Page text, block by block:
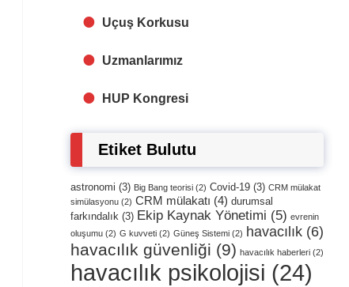
Uçuş Korkusu
Uzmanlarımız
HUP Kongresi
Etiket Bulutu
astronomi (3) Big Bang teorisi (2) Covid-19 (3) CRM mülakat
simülasyonu (2) CRM mülakatı (4) durumsal
farkındalık (3) Ekip Kaynak Yönetimi (5) evrenin
oluşumu (2) G kuvveti (2) Güneş Sistemi (2) havacılık (6)
havacılık güvenliği (9) havacılık haberleri (2)
havacılık psikolojisi (24)